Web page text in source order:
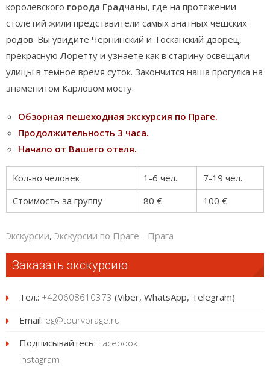
королевского города Градчаны, где на протяжении
столетий жили представители самых знатных чешских
родов. Вы увидите Чернинский и Тосканский дворец,
прекрасную Лоретту и узнаете как в старину освещали
улицы в темное время суток. Закончится наша прогулка на
знаменитом Карловом мосту.
Обзорная пешеходная экскурсия по Праге.
Продолжительность 3 часа.
Начало от Вашего отеля.
Кол-во человек 1-6 чел.
7-19 чел.
Стоимость за группу
80 € 100 €
Экскурсии, Экскурсии по Праге - Прага
Заказать экскурсию
Тел.: +420608610373 (Viber, WhatsApp, Telegram)
Email: eg@tourvprage.ru
Подписывайтесь: Facebook
Instagram